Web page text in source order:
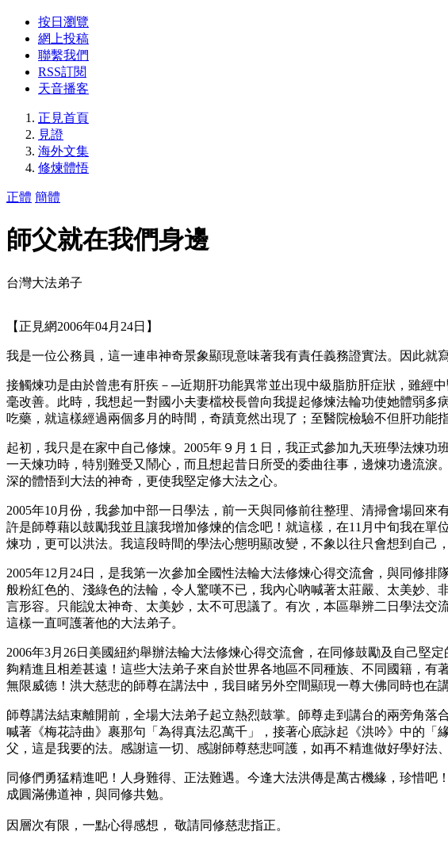
按日瀏覽
網上投稿
聯繫我們
RSS訂閱
天音播客
正見首頁
見證
海外文集
修煉體悟
正體 簡體
師父就在我們身邊
台灣大法弟子
【正見網2006年04月24日】
我是一位公務員，這一連串神奇景象顯現意味著我有責任義務證實法。因此就
接觸煉功是由於曾患有肝疾－─近期肝功能異常並出現中級脂肪肝症狀，雖經
毫改善。此時，我想起一對國小夫妻檔校長曾向我提起修煉法輪功使她體弱
吃藥，就這樣經過兩個多月的時間，奇蹟竟然出現了；至醫院檢驗不但肝功能
起初，我只是在家中自己修煉。2005年９月１日，我正式參加九天班學法煉
一天煉功時，特別難受又鬧心，而且想起昔日所受的委曲往事，邊煉功邊流
深的體悟到大法的神奇，更使我堅定修大法之心。
2005年10月份，我參加中部一日學法，前一天與同修前往整理、清掃會場回
許是師尊藉以鼓勵我並且讓我增加修煉的信念吧！就這樣，在11月中旬我在單
煉功，更可以洪法。我這段時間的學法心態明顯改變，不象以往只會想到自己
2005年12月24日，是我第一次參加全國性法輪大法修煉心得交流會，與同修
般粉紅色的、淺綠色的法輪，令人驚嘆不已，我內心吶喊著太莊嚴、太美妙
言形容。只能說太神奇、太美妙，太不可思議了。有次，本區舉辨二日學法
這樣一直呵護著他的大法弟子。
2006年3月26日美國紐約舉辦法輪大法修煉心得交流會，在同修鼓勵及自己堅
夠精進且相差甚遠！這些大法弟子來自於世界各地區不同種族、不同國籍，
無限威德！洪大慈悲的師尊在講法中，我目睹另外空間顯現一尊大佛同時也在
師尊講法結束離開前，全場大法弟子起立熱烈鼓掌。師尊走到講台的兩旁角
喊著《梅花詩曲》裹那句「為得真法忍萬千」，接著心底詠起《洪吟》中
父，這是我要的法。感謝這一切、感謝師尊慈悲呵護，如再不精進做好學好法
同修們勇猛精進吧！人身難得、正法難遇。今逢大法洪傳是萬古機緣，珍
成圓滿佛道神，與同修共勉。
因層次有限，一點心得感想， 敬請同修慈悲指正。